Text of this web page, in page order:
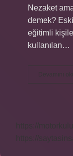
Nezaket
demek?
eğitimli
kullanılan…
Devamını
https://
https://